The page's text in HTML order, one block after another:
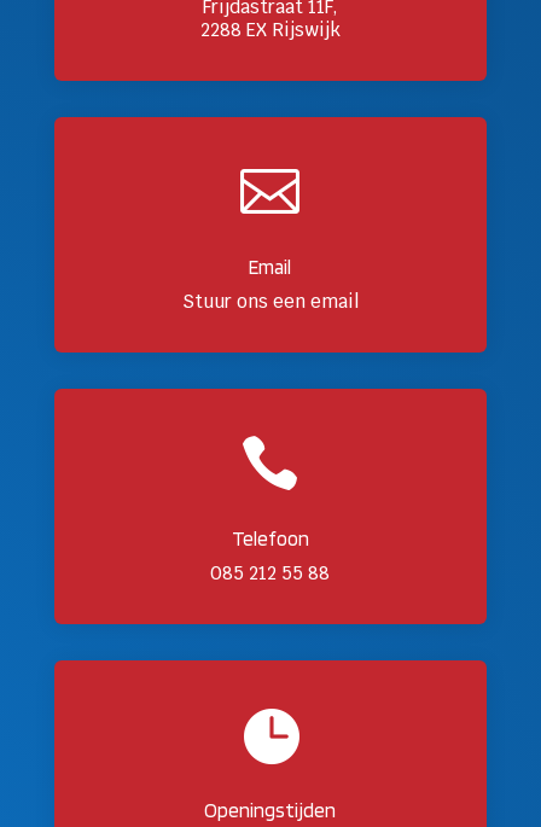
Frijdastraat 11F,
2288 EX Rijswijk

Email
Stuur ons een email

Telefoon
085 212 55 88

Openingstijden